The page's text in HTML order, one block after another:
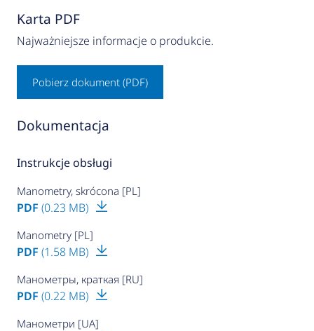
Karta PDF
Najważniejsze informacje o produkcie.
Pobierz dokument (PDF)
Dokumentacja
Instrukcje obsługi
Manometry, skrócona [PL]
PDF (0.23 MB)
Manometry [PL]
PDF (1.58 MB)
Манометры, краткая [RU]
PDF (0.22 MB)
Манометри [UA]